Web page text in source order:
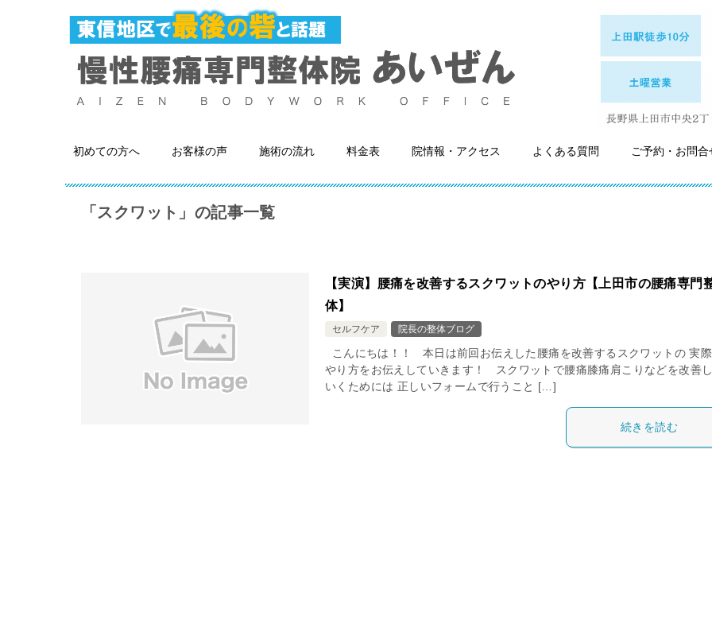
初めての方へ お客様の声 施術の流れ 料金表 院情報・アクセス よくある質問 ご予約・お問合
「スクワット」の記事一覧
【実演】腰痛を改善するスクワットのやり方【上田市の腰痛専門
体】
セルフケア 院長の整体ブログ
こんにちは！！ 本日は前回お伝えした腰痛を改善するスクワットの 実
やり方をお伝えしていきます！ スクワットで腰痛膝痛肩こりなどを改善
いくためには 正しいフォームで行うこと […]
続きを読む